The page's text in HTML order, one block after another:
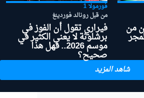
من
فورمولا 1
من قبل رونالد فوردينغ
فيراري تقول أن الفوز في
برشلونة لا يعني الكثير في
موسم 2026.. فهل هذا
صحيح؟
شاهد المزيد